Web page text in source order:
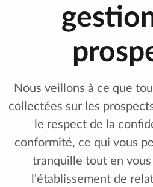
Nous veillons à ce que
collectées sur les
le respect de la
conformité, ce qui vous
tranquille tout en
l'établissement de